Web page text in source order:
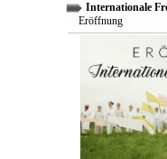
Internationale
Eröffnung